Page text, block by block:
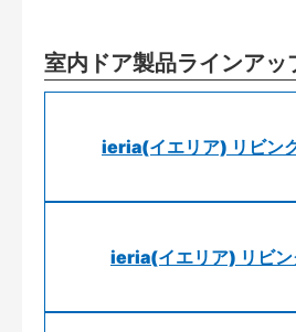
室内ドア製品ラインアッ
ieria(イエリア) リビン
ieria(イエリア) リビン